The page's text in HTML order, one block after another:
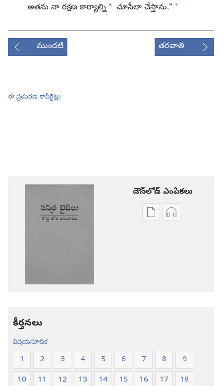
అతను నా రక్షణ కార్యాల్ని * చూసేలా చేస్తాను.” +
ముందటి తరవాతి
ఈ ప్రచురణ కాపీరైట్లు
డౌన్‌లోడ్‌ ఎంపికలు
ప్రచురణలఆడియో
కీర్తనలు
విషయసూచిక
1 2 3 4 5 6 7 8
9
10
11 12 13 14 15 16 17
18